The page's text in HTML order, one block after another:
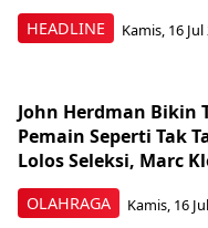
HEADLINE Kamis, 16 Jul
OLAHRAGA
John Herdman Bikin
Pemain Seperti Tak
Lolos Seleksi, Marc
Kamis, 16